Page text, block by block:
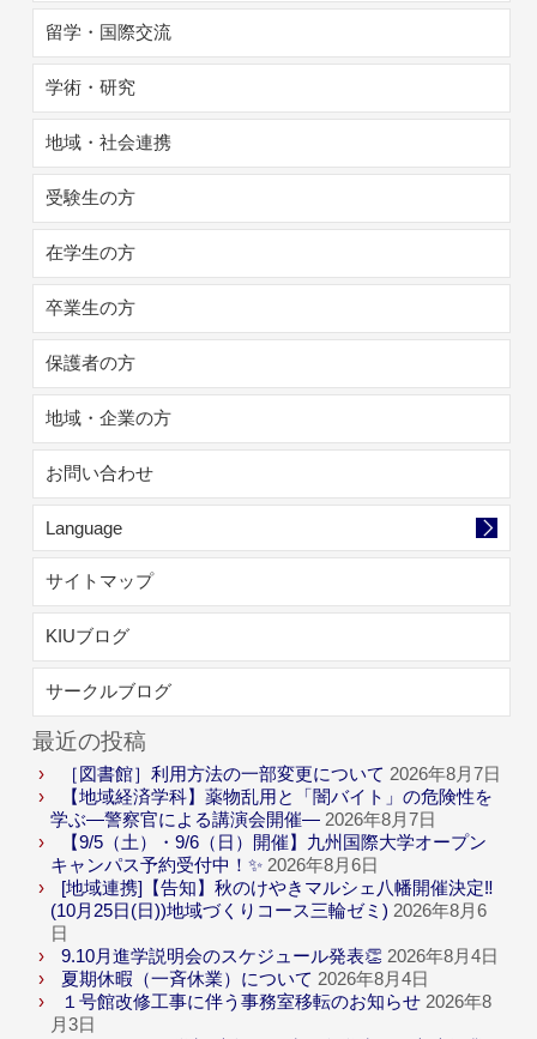
留学・国際交流
学術・研究
地域・社会連携
受験生の方
在学生の方
卒業生の方
保護者の方
地域・企業の方
お問い合わせ
Language
サイトマップ
KIUブログ
サークルブログ
最近の投稿
［図書館］利用方法の一部変更について 2026年8月7日
【地域経済学科】薬物乱用と「闇バイト」の危険性を
学ぶ―警察官による講演会開催― 2026年8月7日
【9/5（土）・9/6（日）開催】九州国際大学オープン
キャンパス予約受付中！✨ 2026年8月6日
[地域連携]【告知】秋のけやきマルシェ八幡開催決定‼
(10月25日(日))地域づくりコース三輪ゼミ) 2026年8月6
日
9.10月進学説明会のスケジュール発表👏 2026年8月4日
夏期休暇（一斉休業）について 2026年8月4日
１号館改修工事に伴う事務室移転のお知らせ 2026年8
月3日